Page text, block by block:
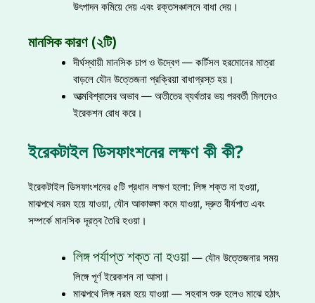
উৎপাদন কমিয়ে দেয় এবং রক্তসঞ্চালনে বাধা দেয়।
মানসিক কারণ (২টি)
দীর্ঘস্থায়ী মানসিক চাপ ও উদ্বেগ — কর্টিসল হরমোনের মাত্রা
বাড়লে যৌন উত্তেজনা প্রক্রিয়া বাধাগ্রস্ত হয়।
আত্মবিশ্বাসের অভাব — অতীতের ব্যর্থতার ভয় পরবর্তী মিলনেও
ইরেকশন রোধ করে।
ইরেকটাইল ডিসফাংশনের লক্ষণ কী কী?
ইরেকটাইল ডিসফাংশনের ৫টি প্রধান লক্ষণ হলো: লিঙ্গ শক্ত না হওয়া,
মাঝপথে নরম হয়ে যাওয়া, যৌন আকাঙ্ক্ষা কমে যাওয়া, দ্রুত বীর্যপাত এবং
সম্পর্কে মানসিক দূরত্ব তৈরি হওয়া।
লিঙ্গ পর্যাপ্ত শক্ত না হওয়া— যৌন উত্তেজনার সময়
লিঙ্গে পূর্ণ ইরেকশন না আসা।
মাঝপথে লিঙ্গ নরম হয়ে যাওয়া — সহবাস শুরু হলেও মাঝে হঠাৎ